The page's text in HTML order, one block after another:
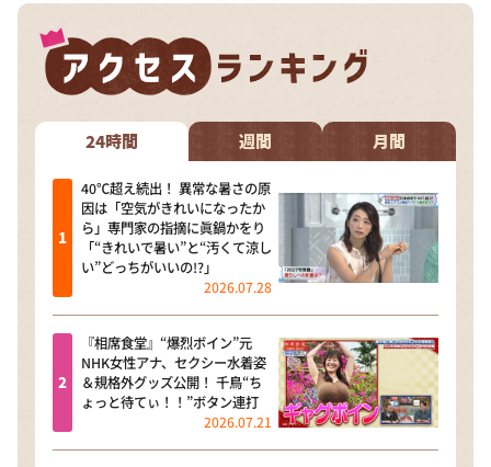
24時間 週間 月間
40℃超え続出！ 異常な暑さの原
因は「空気がきれいになったか
ら」専門家の指摘に眞鍋かをり
「“きれいで暑い”と“汚くて涼し
い”どっちがいいの!?」
2026.07.28
『相席食堂』“爆烈ボイン”元
NHK女性アナ、セクシー水着姿
＆規格外グッズ公開！ 千鳥“ち
ょっと待てぃ！！”ボタン連打
2026.07.21